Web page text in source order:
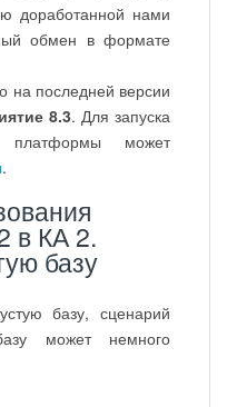
доработанной нами
обмен в формате
на последней версии
8.3. Для запуска
может
.
в КА 2.
базу
базу, сценарий
может немного